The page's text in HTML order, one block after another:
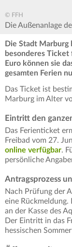
© FFH
Die Außenanlage
Die Stadt
besonderes
Euro können sie
gesamten Ferien
Das Ticket ist
Marburg im Alter
Eintritt den
Das Ferienticket
Freibad vom 27.
online verfügbar.
persönliche
Antragsprozess
Nach Prüfung der
eine Rückmeldung.
an der Kasse des
Der Eintritt in das
hessischen